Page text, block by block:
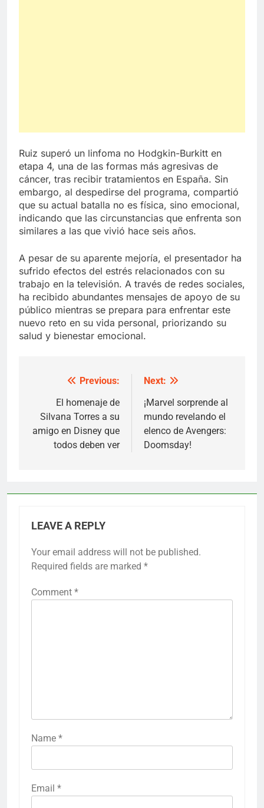
Ruiz superó un linfoma no Hodgkin-Burkitt en
etapa 4, una de las formas más agresivas de
cáncer, tras recibir tratamientos en España. Sin
embargo, al despedirse del programa, compartió
que su actual batalla no es física, sino emocional,
indicando que las circunstancias que enfrenta son
similares a las que vivió hace seis años.
A pesar de su aparente mejoría, el presentador ha
sufrido efectos del estrés relacionados con su
trabajo en la televisión. A través de redes sociales,
ha recibido abundantes mensajes de apoyo de su
público mientras se prepara para enfrentar este
nuevo reto en su vida personal, priorizando su
salud y bienestar emocional.
navigation
Previous:
El homenaje de
Silvana Torres a su
amigo en Disney que
todos deben ver
Next:
¡Marvel sorprende al
mundo revelando el
elenco de Avengers:
Doomsday!
LEAVE A REPLY
Your email address will not be published.
Required fields are marked *
Comment *
Name *
Email *